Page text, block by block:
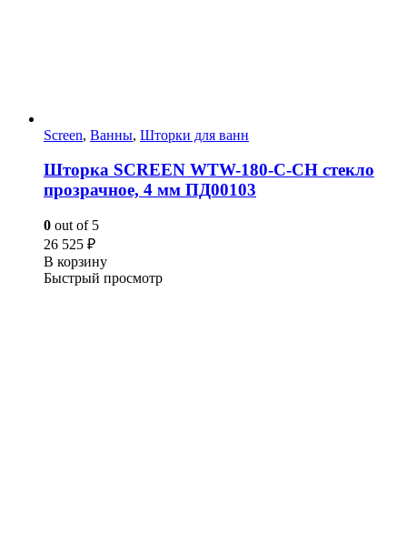
Screen, Ванны, Шторки для ванн
Шторка SCREEN WTW-180-C-CH стекло
прозрачное, 4 мм ПД00103
0 out of 5
26 525 ₽
В корзину
Быстрый просмотр